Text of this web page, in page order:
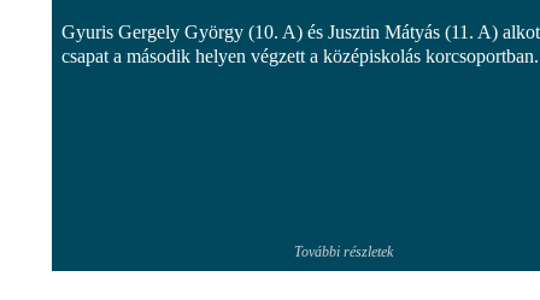
Gyuris Gergely György (10. A) és Jusztin Mátyás (11. A)
csapat a második helyen végzett a középiskolás korcsoportban.
További részletek